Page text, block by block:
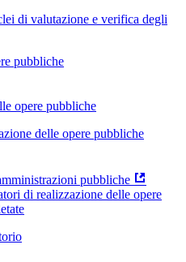
di valutazione e verifica degli
pubbliche
opere pubbliche
delle opere pubbliche
pubbliche
di realizzazione delle opere